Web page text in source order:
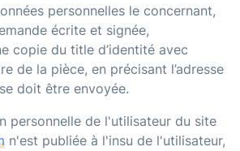
personnelles le concernant,
écrite et signée,
copie du title d’identité avec
de la pièce, en précisant l’adresse
doit être envoyée.
personnelle de l'utilisateur du site
n'est publiée à l'insu de l'utilisateur,